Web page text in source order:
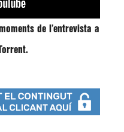
de l’entrevista a